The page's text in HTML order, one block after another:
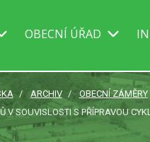
OBECNÍ ÚŘAD
ARCHIV
OBECNÍ ZÁMĚRY
SOUVISLOSTI S PŘÍPRAVOU